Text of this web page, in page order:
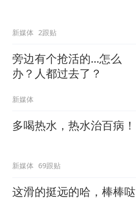
新媒体 2跟贴
旁边有个抢活的…怎么
办？人都过去了？
新媒体
多喝热水，热水治百病！
新媒体 69跟贴
这滑的挺远的哈，棒棒哒